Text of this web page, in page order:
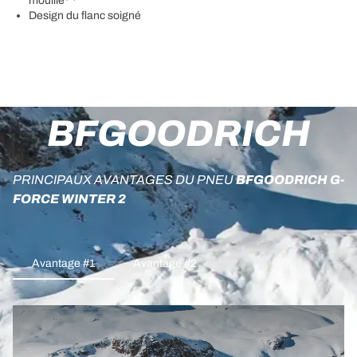
Design du flanc soigné
BFGOODRICH
PRINCIPAUX AVANTAGES DU PNEUBFGOODRICH G-
FORCE WINTER 2
Avantage #1 Avantage #2